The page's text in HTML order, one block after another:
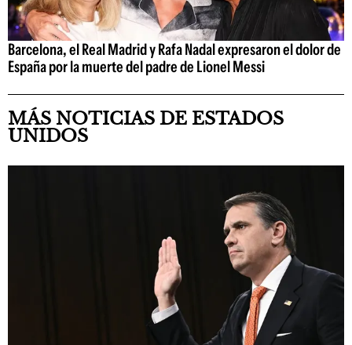
Barcelona, el Real Madrid y Rafa Nadal expresaron el dolor de
España por la muerte del padre de Lionel Messi
MÁS NOTICIAS DE ESTADOS
UNIDOS